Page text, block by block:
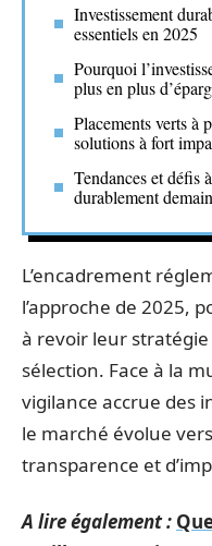
Investissement
essentiels en 2025
Pourquoi
plus en plus
Placements verts à
solutions à fort
Tendances et défis
durablement demain
L’encadrement
l’approche de 2025,
à revoir leur
sélection. Face à la
vigilance accrue des
le marché évolue
transparence et
A lire également :